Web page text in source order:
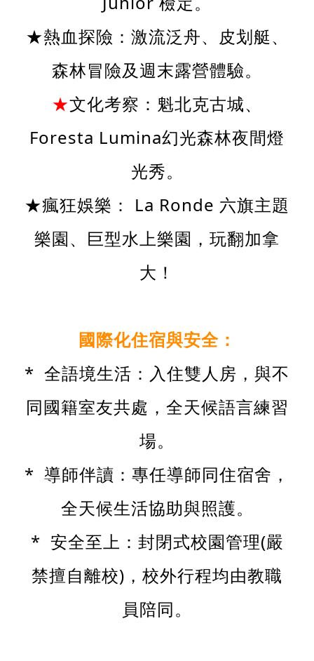
★熱血探險：激流泛舟、皮划艇、
森林冒險及週末露營體驗。
★文化考察：魁北克古城、
Foresta Lumina幻光森林夜間燈
光秀。
★瘋狂娛樂： La Ronde 六旗主題
樂園、巨型水上樂園，玩翻加拿
大！
國際化住宿與安全：
* 全語境生活：入住雙人房，與不
同國籍室友共處，全天候語言練習
場。
* 導師伴讀：專任導師同住宿舍，
全天候生活協助與照護。
* 安全至上：封閉式校園管理(嚴
禁擅自離校)，校外行程均由教職
員陪同。